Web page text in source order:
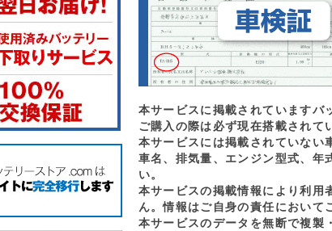
本サービスに掲載されていますバ
ご購入の際は必ず現在搭載されて
本サービスには掲載されていない
車名、排気量、エンジン型式、年
い。
本サービスの掲載情報により利用
ん。情報はご自身の責任において
本サービスのデータを無断で複製